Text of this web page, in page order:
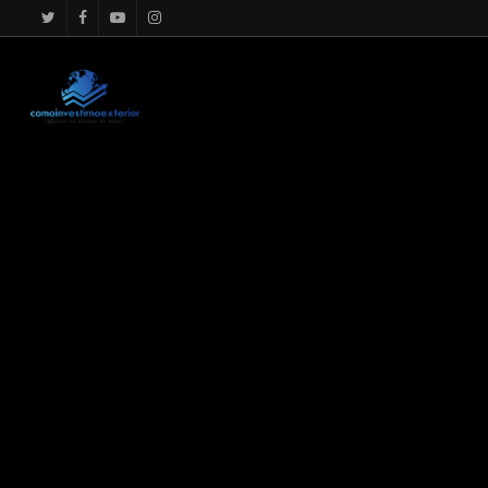
google.com, pub-4867156501875488, DIRECT,